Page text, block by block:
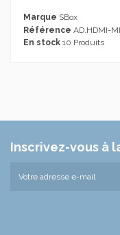
Marque SBox
Référence AD.HDMI-
En stock 10 Produits
Inscrivez-vous à